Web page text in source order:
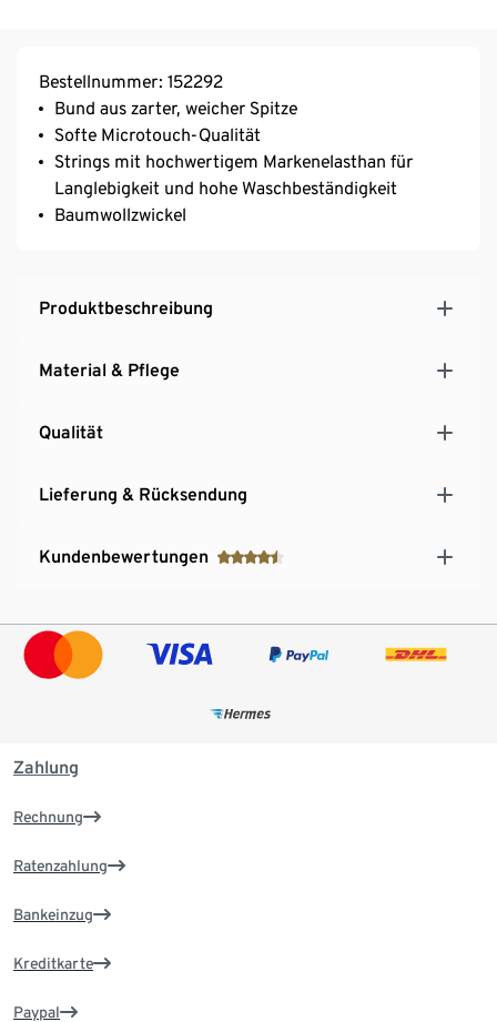
Bestellnummer: 152292
Bund aus zarter, weicher Spitze
Softe Microtouch-Qualität
Strings mit hochwertigem Markenelasthan für
Langlebigkeit und hohe Waschbeständigkeit
Baumwollzwickel
Produktbeschreibung
Material & Pflege
Qualität
Lieferung & Rücksendung
Kundenbewertungen
Zahlung
Rechnung
Ratenzahlung
Bankeinzug
Kreditkarte
Paypal